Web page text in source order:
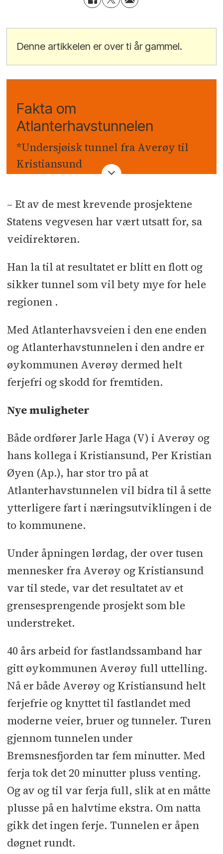
Denne artikkelen er over ti år gammel.
Fakta om
Atlanterhavstunnelen
*Undersjøisk tunnel fra Averøy til
Kristiansund
*Pris 830 millioner 2009-kroner
inkludert veier
*Finansiering: Hovedsaklig
bompenger
*Erstatter ferjesambandet Bremsnes-
– Et av de mest krevende prosjektene
Statens vegvesen har vært utsatt for, sa
veidirektøren.
Han la til at resultatet er blitt en flott og
sikker tunnel som vil bety mye for hele
regionen .
Med Atlanterhavsveien i den ene enden
og Atlanterhavstunnelen i den andre er
øykommunen Averøy dermed helt
ferjefri og skodd for fremtiden.
Nye muligheter
Både ordfører Jarle Haga (V) i Averøy og
hans kollega i Kristiansund, Per Kristian
Øyen (Ap.), har stor tro på at
Atlanterhavstunnelen vil bidra til å sette
ytterligere fart i næringsutviklingen i de
to kommunene.
Under åpningen lørdag, der over tusen
mennesker fra Averøy og Kristiansund
var til stede, var det resultatet av et
grensesprengende prosjekt som ble
understreket.
40 års arbeid for fastlandssamband har
gitt øykommunen Averøy full uttelling.
Nå er både Averøy og Kristiansund helt
ferjefrie og knyttet til fastlandet med
moderne veier, bruer og tunneler. Turen
gjennom tunnelen under
Bremsnesfjorden tar fem minutter. Med
ferja tok det 20 minutter pluss venting.
Og av og til var ferja full, slik at en måtte
plusse på en halvtime ekstra. Om natta
gikk det ingen ferje. Tunnelen er åpen
døgnet rundt.